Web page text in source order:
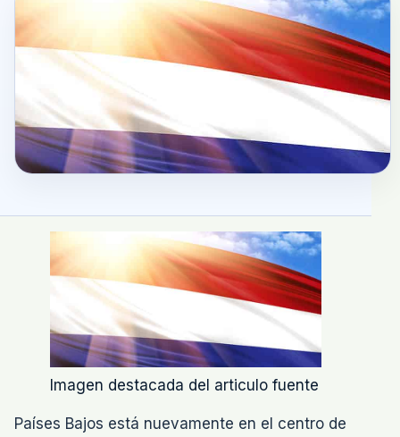
Imagen destacada del articulo fuente
Países Bajos está nuevamente en el centro de